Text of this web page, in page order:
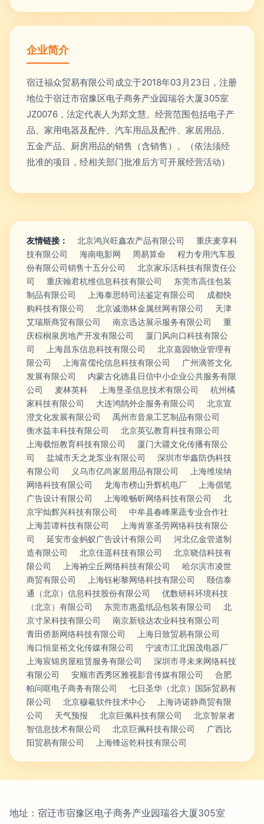
企业简介
宿迁福众贸易有限公司成立于2018年03月23日，注册
地位于宿迁市宿豫区电子商务产业园瑞谷大厦305室
JZ0076，法定代表人为郑文慧。经营范围包括电子产
品、家用电器及配件、汽车用品及配件、家居用品、
五金产品、厨房用品的销售（含销售）。（依法须经
批准的项目，经相关部门批准后方可开展经营活动）
友情链接： 北京鸿兴旺鑫农产品有限公司
重庆麦享科
技有限公司
海南电影网 周易算命
程力专用汽车股
份有限公司销售十五分公司
北京家乐活科技有限责任公
司
重庆翰君杭维信息科技有限公司
东莞市高佳包装
制品有限公司
上海泰思特司法鉴定有限公司
成都快
购科技有限公司
北京诚渤林金属丝网有限公司
天津
艾瑞斯商贸有限公司
南京迅达展示服务有限公司
重
庆棕榈泉房地产开发有限公司
厦门风向口科技有限公
司
上海昌东信息科技有限公司
北京嘉园物业管理有
限公司
上海富儒伦信息科技有限公司
广州滴答文化
发展有限公司
内蒙古化德县日信中小企业公共服务有限
公司
麦林英科 上海垦圣信息技术有限公司
杭州橘
家科技有限公司
大连鸿鹄外企服务有限公司
北京宣
澄文化发展有限公司
禹州市音泉工艺制品有限公司
衡水益丰科技有限公司
北京英弘教育科技有限公司
上海载恒教育科技有限公司
厦门大疆文化传播有限公
司
盐城市天之龙泵业有限公司
深圳市华鑫防伪科技
有限公司
义乌市亿尚家居用品有限公司
上海维埃纳
网络科技有限公司
龙海市榜山升辉机电厂
上海倡笔
广告设计有限公司
上海唯畅昕网络科技有限公司
北
京宇灿辉兴科技有限公司
中牟县春峰果蔬专业合作社
上海芸谭科技有限公司
上海肯塞圣劳网络科技有限公
司
延安市金蚂蚁广告设计有限公司
河北亿金管道制
造有限公司
北京佳遥科技有限公司
北京晓信科技有
限公司
上海衲尘丘网络科技有限公司
哈尔滨市凌世
商贸有限公司
上海钰彬黎网络科技有限公司
颐信泰
通（北京）信息科技股份有限公司
优数研科环境科技
（北京）有限公司
东莞市惠盈纸品包装有限公司
北
京寸呆科技有限公司
南京新锐达农业科技有限公司
青田侨新网络科技有限公司
上海日致贸易有限公司
海口恒皇裕文化传媒有限公司
宁波市江北国茂电器厂
上海宸锦房屋租赁服务有限公司
深圳市寻未来网络科技
有限公司
安顺市西秀区雅视影音传媒有限公司
合肥
帕问哐电子商务有限公司
七日圣华（北京）国际贸易有
限公司
北京穆羲软件技术中心
上海诗诺静商贸有限
公司
天气预报 北京巨佩科技有限公司
北京智泉者
智信息技术有限公司
北京巨佩科技有限公司
广西比
阳贸易有限公司
上海锋运乾科技有限公司
地址：宿迁市宿豫区电子商务产业园瑞谷大厦305室